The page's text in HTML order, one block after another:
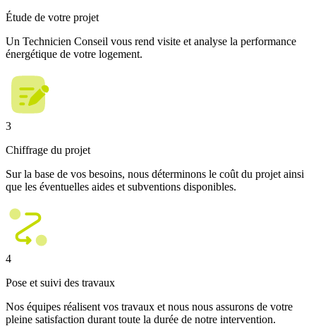
Étude de votre projet
Un Technicien Conseil vous rend visite et analyse la performance
énergétique de votre logement.
3
Chiffrage du projet
Sur la base de vos besoins, nous déterminons le coût du projet ainsi
que les éventuelles aides et subventions disponibles.
4
Pose et suivi des travaux
Nos équipes réalisent vos travaux et nous nous assurons de votre
pleine satisfaction durant toute la durée de notre intervention.